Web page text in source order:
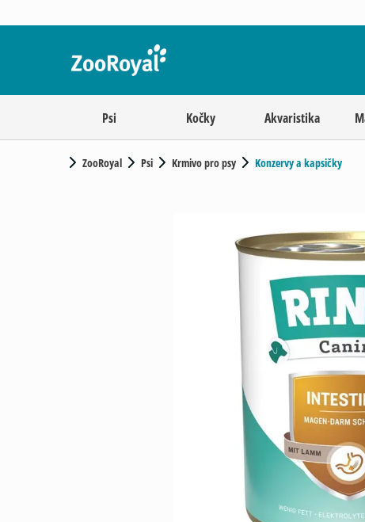
Psi Kočky Akvaristika
ZooRoyal Psi Krmivo pro psy Konzervy a kapsičky